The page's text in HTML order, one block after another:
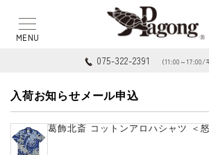
075-322-2391 （11:00～17:00/
入荷お知らせメール申込
葛飾北斎 コットンアロハシャツ ＜